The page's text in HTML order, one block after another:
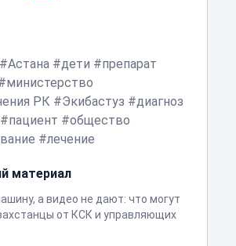
Астана дети
препарат
министерство
РК
Экибастуз
диагноз
пациент
общество
лечение
материал
а видео не дают: что могут
от КСК и управляющих